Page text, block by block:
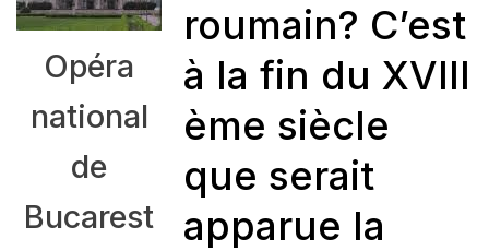
Opéra
national
de
Bucarest
roumain? C’est
à la fin du XVIII
ème siècle
que serait
apparue la